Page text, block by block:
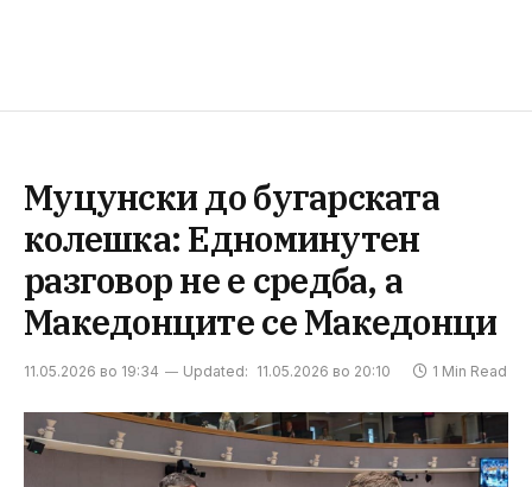
Муцунски до бугарската
колешка: Едноминутен
разговор не е средба, а
Македонците се Македонци
11.05.2026 во 19:34 Updated: 11.05.2026 во 20:10 1 Min Read